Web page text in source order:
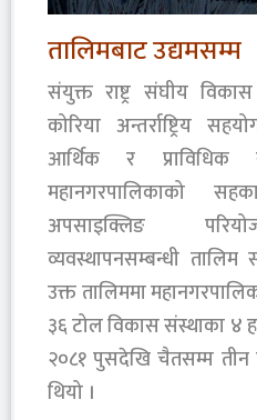
तालिमबाट उद्यमसम्म
संयुक्त राष्ट्र संघीय
कोरिया अन्तर्राष्ट्रिय
आर्थिक र
महानगरपालिकाको
अपसाइक्लिङ
व्यवस्थापनसम्बन्धी तालिम
उक्त तालिममा
३६ टोल विकास संस्थाका ४
२०८१ पुसदेखि चैतसम्म तीन
थियो ।